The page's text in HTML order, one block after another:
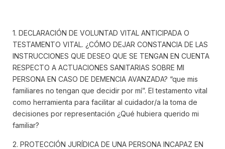
1. DECLARACIÓN DE VOLUNTAD VITAL ANTICIPADA O
TESTAMENTO VITAL. ¿CÓMO DEJAR CONSTANCIA DE LAS
INSTRUCCIONES QUE DESEO QUE SE TENGAN EN CUENTA
RESPECTO A ACTUACIONES SANITARIAS SOBRE MI
PERSONA EN CASO DE DEMENCIA AVANZADA? “que mis
familiares no tengan que decidir por mí”. El testamento vital
como herramienta para facilitar al cuidador/a la toma de
decisiones por representación ¿Qué hubiera querido mi
familiar?
2. PROTECCIÓN JURÍDICA DE UNA PERSONA INCAPAZ EN